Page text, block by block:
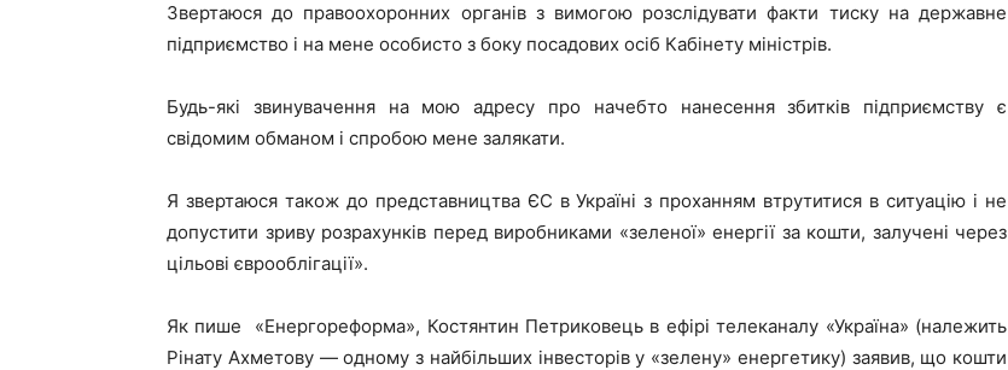
Звертаюся до правоохоронних органів з вимогою розслідувати факти тиску на державне
підприємство і на мене особисто з боку посадових осіб Кабінету міністрів.
Будь-які звинувачення на мою адресу про начебто нанесення збитків підприємству є
свідомим обманом і спробою мене залякати.
Я звертаюся також до представництва ЄС в Україні з проханням втрутитися в ситуацію і не
допустити зриву розрахунків перед виробниками «зеленої» енергії за кошти, залучені через
цільові єврооблігації».
Як пише «Енергореформа», Костянтин Петриковець в ефірі телеканалу «Україна» (належить
Рінату Ахметову — одному з найбільших інвесторів у «зелену» енергетику) заявив, що кошти